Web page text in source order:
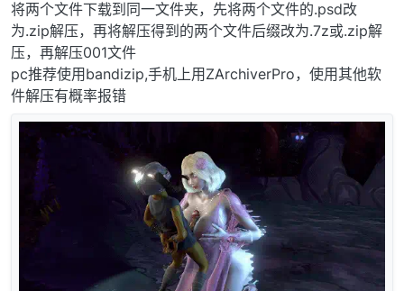
将两个文件下载到同一文件夹，先将两个文件的.psd改
为.zip解压，再将解压得到的两个文件后缀改为.7z或.zip解
压，再解压001文件
pc推荐使用bandizip,手机上用ZArchiverPro，使用其他软
件解压有概率报错